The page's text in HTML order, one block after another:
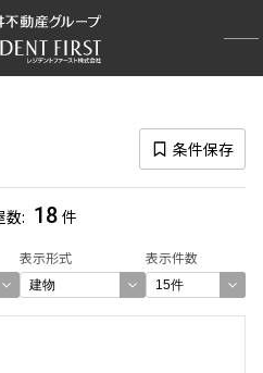
条件保存
数 18 件
表示形式 表示件数